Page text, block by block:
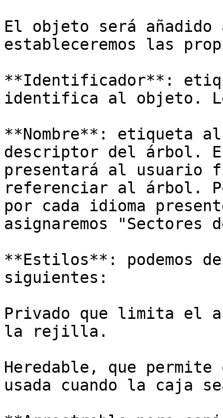
El objeto será
estableceremos las
**Identificador**:
identifica al objeto. Le
**Nombre**: etiqueta
descriptor del árbol.
presentará al usuario
referenciar al árbol.
por cada idioma
asignaremos "Sectores
**Estilos**: podemos
siguientes:
Privado que limita el
la rejilla.
Heredable, que
usada cuando la caja